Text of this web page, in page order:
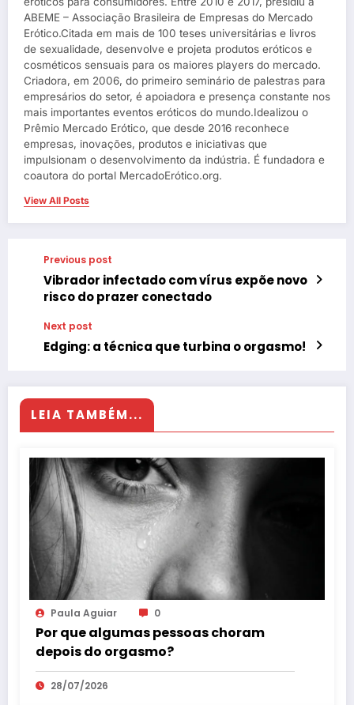
ABEME – Associação Brasileira de Empresas do Mercado
Erótico.Citada em mais de 100 teses universitárias e livros
de sexualidade, desenvolve e projeta produtos eróticos e
cosméticos sensuais para os maiores players do mercado.
Criadora, em 2006, do primeiro seminário de palestras para
empresários do setor, é apoiadora e presença constante nos
mais importantes eventos eróticos do mundo.Idealizou o
Prêmio Mercado Erótico, que desde 2016 reconhece
empresas, inovações, produtos e iniciativas que
impulsionam o desenvolvimento da indústria. É fundadora e
coautora do portal MercadoErótico.org.
View All Posts
Previous post
Vibrador infectado com vírus expõe novo
risco do prazer conectado
Next post
Edging: a técnica que turbina o orgasmo!
LEIA TAMBÉM...
Paula Aguiar 0
Por que algumas pessoas choram
depois do orgasmo?
28/07/2026